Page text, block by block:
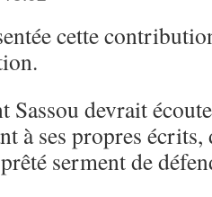
cette
Sassou devrait
à ses propres
serment de